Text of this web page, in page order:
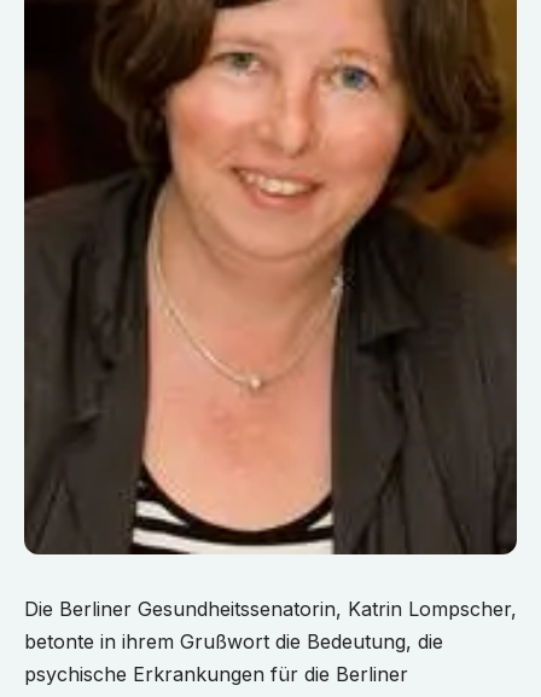
Die Berliner Gesundheitssenatorin, Katrin Lompscher,
betonte in ihrem Grußwort die Bedeutung, die
psychische Erkrankungen für die Berliner